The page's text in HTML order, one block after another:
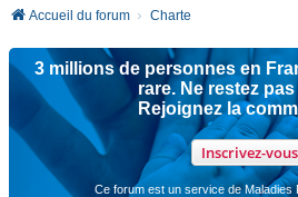
Accueil du forum Charte
3 millions de personnes en
rare. Ne restez
Rejoignez la
Inscrivez-vous
Ce forum est un service de Maladies